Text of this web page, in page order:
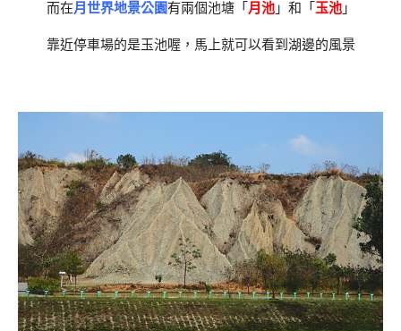
而在月世界地景公園有兩個池塘「 月池」和「 玉池」
靠近停車場的是玉池喔，馬上就可以看到湖邊的風景